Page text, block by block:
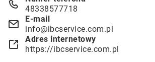
48338577718
E-mail
info@ibcservice.com.pl
Adres internetowy
https://ibcservice.com.pl